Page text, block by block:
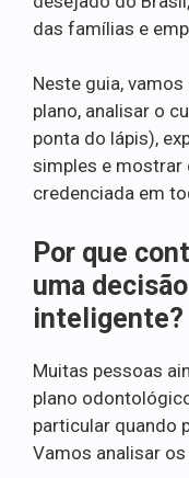
das famílias e
Neste guia,
plano, analisar o
ponta do lápis),
simples e mostrar
credenciada em
Por que
uma
inteligente?
Muitas pessoas
plano
particular quando
Vamos analisar